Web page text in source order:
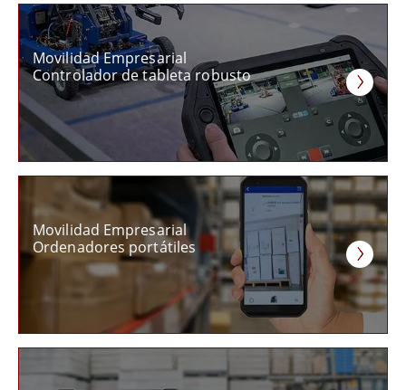
Movilidad Empresarial
Controlador de tableta robusto
Movilidad Empresarial
Ordenadores portátiles